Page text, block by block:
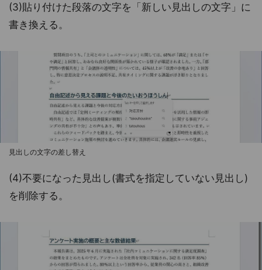
(3)貼り付けた段落の文字を「新しい見出しの文字」に
書き換える。
見出しの文字の差し替え
(4)不要になった見出し(書式を指定していない見出し)
を削除する。